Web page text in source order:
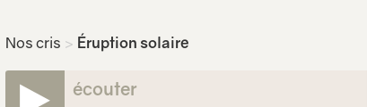
Nos cris > Éruption solaire
écouter